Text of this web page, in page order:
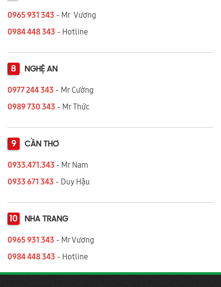
0965 931 343 - Mr Vương
0984 448 343 - Hotline
8 NGHỆ AN
0977 244 343 - Mr Cường
0989 730 343 - Mr Thức
9 CẦN THƠ
0933.471.343 - Mr Nam
0933 671 343 - Duy Hậu
10 NHA TRANG
0965 931 343 - Mr Vương
0984 448 343 - Hotline